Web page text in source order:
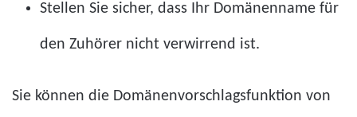
Stellen Sie sicher, dass Ihr Domänenname für
den Zuhörer nicht verwirrend ist.
Sie können die Domänenvorschlagsfunktion von